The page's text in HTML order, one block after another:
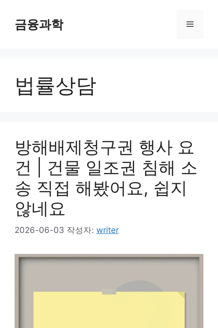
금융과학 메
법률상담
방해배제청구권 행사 요
건 | 건물 일조권 침해 소
송 직접 해봤어요, 쉽지
않네요
2026-06-03 작성자: writer